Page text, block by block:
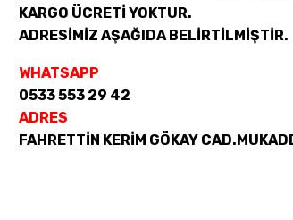
KARGO ÜCRETİ YOKTUR.
ADRESİMİZ AŞAĞIDA BELİRTİLMİŞTİR.
WHATSAPP
0533 553 29 42
ADRES
FAHRETTİN KERİM GÖKAY